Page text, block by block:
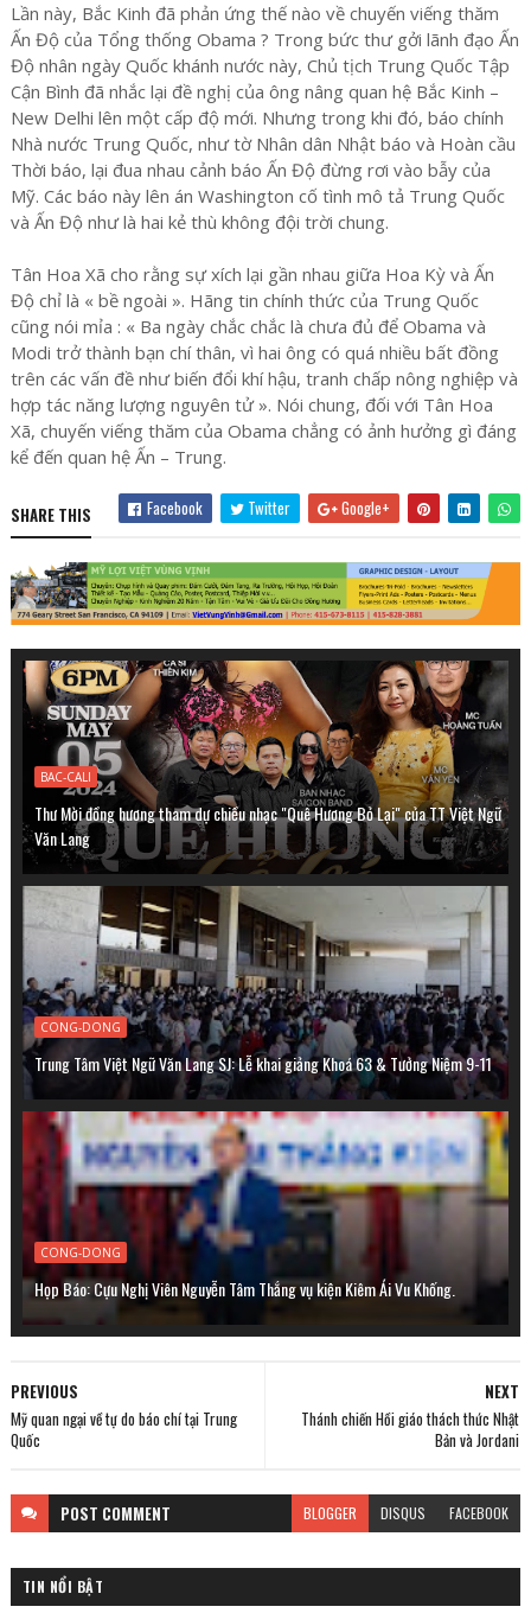
Lần này, Bắc Kinh đã phản ứng thế nào về chuyến viếng thăm
Ấn Độ của Tổng thống Obama ? Trong bức thư gởi lãnh đạo Ấn
Độ nhân ngày Quốc khánh nước này, Chủ tịch Trung Quốc Tập
Cận Bình đã nhắc lại đề nghị của ông nâng quan hệ Bắc Kinh –
New Delhi lên một cấp độ mới. Nhưng trong khi đó, báo chính
Nhà nước Trung Quốc, như tờ Nhân dân Nhật báo và Hoàn cầu
Thời báo, lại đua nhau cảnh báo Ấn Độ đừng rơi vào bẫy của
Mỹ. Các báo này lên án Washington cố tình mô tả Trung Quốc
và Ấn Độ như là hai kẻ thù không đội trời chung.
Tân Hoa Xã cho rằng sự xích lại gần nhau giữa Hoa Kỳ và Ấn
Độ chỉ là « bề ngoài ». Hãng tin chính thức của Trung Quốc
cũng nói mỉa : « Ba ngày chắc chắc là chưa đủ để Obama và
Modi trở thành bạn chí thân, vì hai ông có quá nhiều bất đồng
trên các vấn đề như biến đổi khí hậu, tranh chấp nông nghiệp và
hợp tác năng lượng nguyên tử ». Nói chung, đối với Tân Hoa
Xã, chuyến viếng thăm của Obama chẳng có ảnh hưởng gì đáng
kể đến quan hệ Ấn – Trung.
SHARE THIS Facebook Twitter Google+
BAC-CALI
Thư Mời đồng hương tham dự chiều nhạc "Quê Hương Bỏ Lại" của TT Việt Ngữ
Văn Lang
CONG-DONG
Trung Tâm Việt Ngữ Văn Lang SJ: Lễ khai giảng Khoá 63 & Tưởng Niệm 9-11
CONG-DONG
Họp Báo: Cựu Nghị Viên Nguyễn Tâm Thắng vụ kiện Kiêm Ái Vu Khống.
NEXT
Thánh chiến Hồi giáo thách thức Nhật
Bản và Jordani
PREVIOUS
Mỹ quan ngại về tự do báo chí tại Trung
Quốc
POST COMMENT BLOGGER DISQUS FACEBOOK
TIN NỔI BẬT